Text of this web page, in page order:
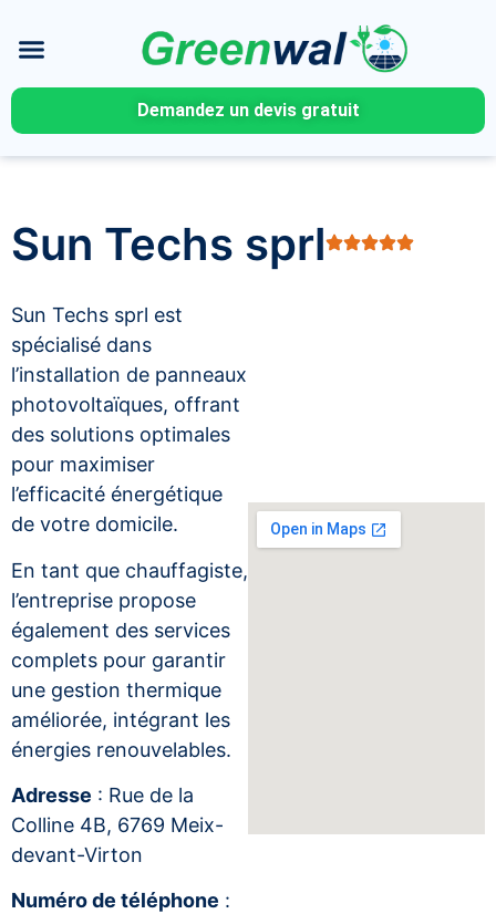
Demandez un devis gratuit
Sun Techs sprl
Sun Techs sprl est
spécialisé dans
l’installation de panneaux
photovoltaïques, offrant
des solutions optimales
pour maximiser
l’efficacité énergétique
de votre domicile.
En tant que chauffagiste,
l’entreprise propose
également des services
complets pour garantir
une gestion thermique
améliorée, intégrant les
énergies renouvelables.
Adresse : Rue de la
Colline 4B, 6769 Meix-
devant-Virton
Numéro de téléphone :